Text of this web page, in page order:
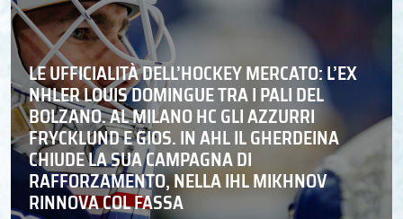
LE UFFICIALITÀ DELL’HOCKEY MERCATO: L’EX
NHLER LOUIS DOMINGUE TRA I PALI DEL
BOLZANO. AL MILANO HC GLI AZZURRI
FRYCKLUND E GIOS. IN AHL IL GHERDEINA
CHIUDE LA SUA CAMPAGNA DI
RAFFORZAMENTO, NELLA IHL MIKHNOV
RINNOVA COL FASSA